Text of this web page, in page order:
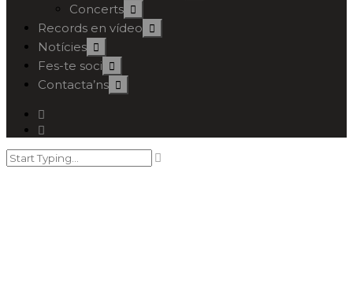
Concerts
Records en vídeo
Notícies
Fes-te soci
Contacta’ns